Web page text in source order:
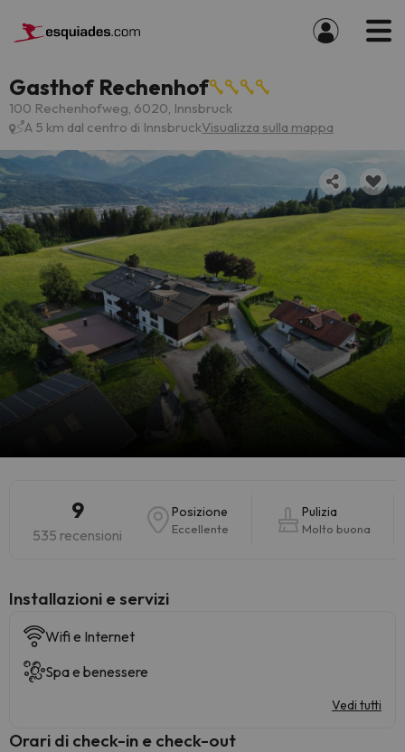
Gasthof Rechenhof
100 Rechenhofweg, 6020, Innsbruck
A 5 km dal centro di InnsbruckVisualizza sulla mappa
9
535 recensioni
Posizione
Eccellente
Pulizia
Molto buona
Installazioni e servizi
Wifi e Internet
Spa e benessere
Vedi tutti
Orari di check-in e check-out